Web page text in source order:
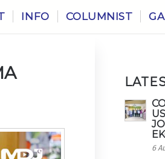
INFO COLUMNIST
6